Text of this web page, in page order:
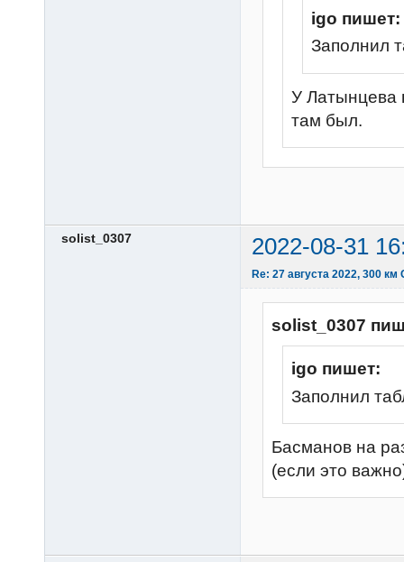
igo пишет:
Заполнил
У Латынцева
там был.
solist_0307 2022-08-31
Re: 27 августа 2022, 300 км
solist_0307
igo пишет:
Заполнил
Басманов на
(если это